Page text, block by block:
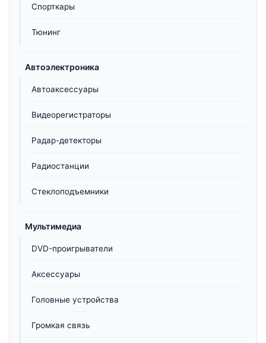
Спорткары
Тюнинг
Автоэлектроника
Автоаксессуары
Видеорегистраторы
Радар-детекторы
Радиостанции
Стеклоподъемники
Мультимедиа
DVD-проигрыватели
Аксессуары
Головные устройства
Громкая связь